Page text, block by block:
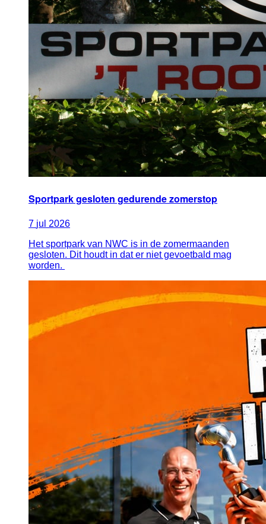
Sportpark gesloten gedurende zomerstop
7 jul 2026
Het sportpark van NWC is in de zomermaanden
gesloten. Dit houdt in dat er niet gevoetbald mag
worden.